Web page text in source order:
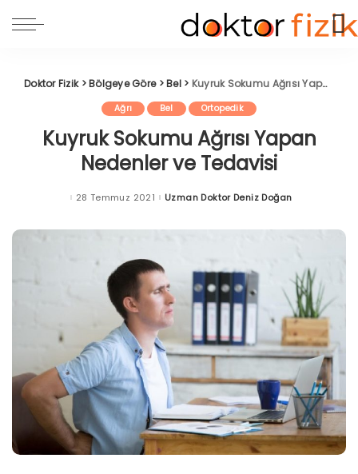
Doktor Fizik>Bölgeye Göre>Bel> Kuyruk Sokumu Ağrısı Yapan Nedenler ve Tedavisi
Ağrı Bel Ortopedik
Kuyruk Sokumu Ağrısı Yapan
Nedenler ve Tedavisi
28 Temmuz 2021 Posted
Uzman Doktor Deniz Doğan